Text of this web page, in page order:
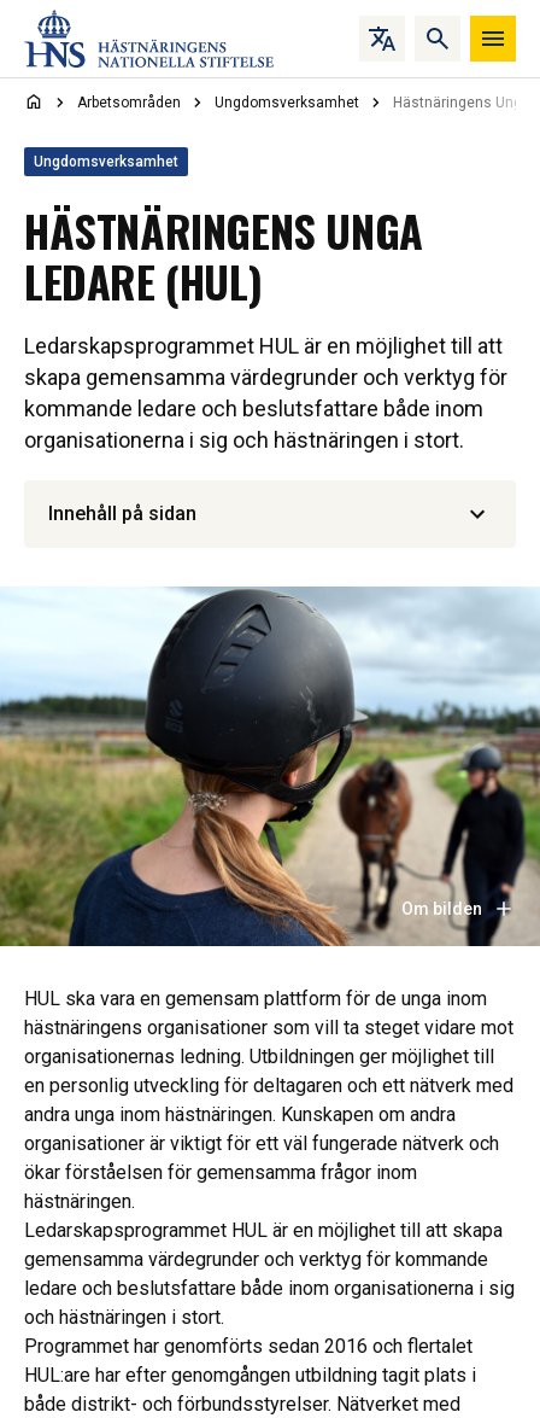
Hoppa till innehåll
Arbetsområden Ungdomsverksamhet Hästnäringens Unga
Ungdomsverksamhet
HÄSTNÄRINGENS UNGA
LEDARE (HUL)
Ledarskapsprogrammet HUL är en möjlighet till att
skapa gemensamma värdegrunder och verktyg för
kommande ledare och beslutsfattare både inom
organisationerna i sig och hästnäringen i stort.
Innehåll på sidan
Om bilden
HUL ska vara en gemensam plattform för de unga inom
hästnäringens organisationer som vill ta steget vidare mot
organisationernas ledning. Utbildningen ger möjlighet till
en personlig utveckling för deltagaren och ett nätverk med
andra unga inom hästnäringen. Kunskapen om andra
organisationer är viktigt för ett väl fungerade nätverk och
ökar förståelsen för gemensamma frågor inom
hästnäringen.
Ledarskapsprogrammet HUL är en möjlighet till att skapa
gemensamma värdegrunder och verktyg för kommande
ledare och beslutsfattare både inom organisationerna i sig
och hästnäringen i stort.
Programmet har genomförts sedan 2016 och flertalet
HUL:are har efter genomgången utbildning tagit plats i
både distrikt- och förbundsstyrelser. Nätverket med